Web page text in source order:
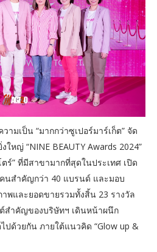
ามเป็น “มากกว่าซูเปอร์มาร์เก็ต” จัด
หญ่ “NINE BEAUTY Awards 2024”
ร์” ที่มีสาขามากที่สุดในประเทศ เปิด
สำคัญกว่า 40 แบรนด์ และมอบ
พและยอดขายรวมทั้งสิ้น 23 รางวัล
สำคัญของบริษัทฯ เดินหน้าผนึก
ด้วยกัน ภายใต้แนวคิด “Glow up &